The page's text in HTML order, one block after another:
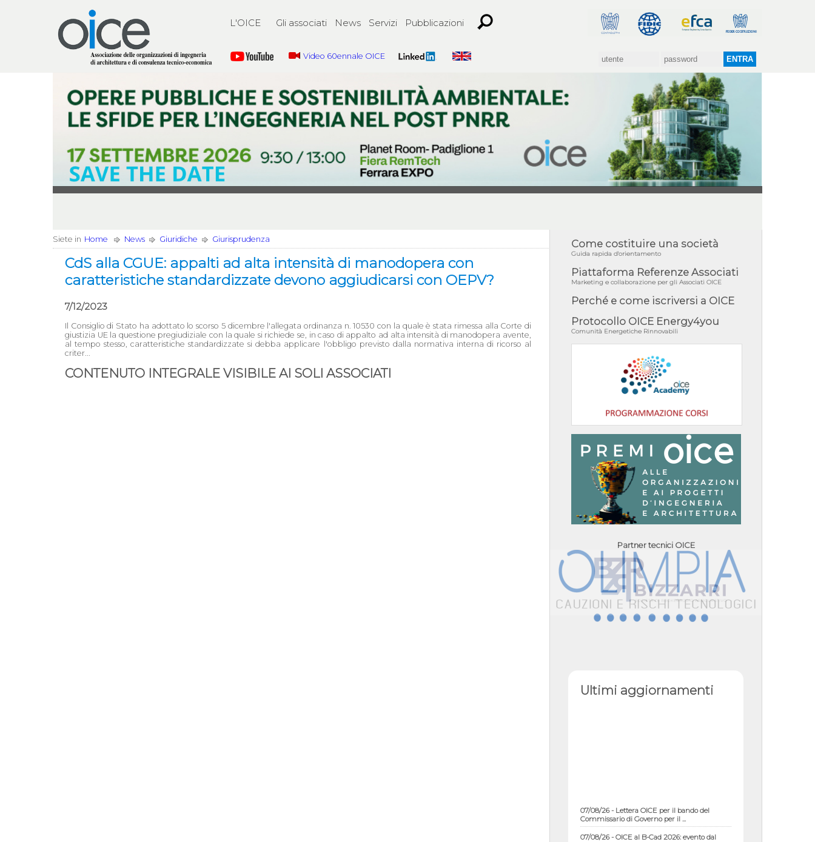
L'OICE Gli associati News Servizi Pubblicazioni
Video 60ennale OICE
Siete in Home News Giuridiche Giurisprudenza
CdS alla CGUE: appalti ad alta intensità di manodopera con
caratteristiche standardizzate devono aggiudicarsi con OEPV?
7/12/2023
Il Consiglio di Stato ha adottato lo scorso 5 dicembre l'allegata ordinanza n. 10530 con la quale è stata rimessa alla Corte di
giustizia UE la questione pregiudiziale con la quale si richiede se, in caso di appalto ad alta intensità di manodopera avente,
al tempo stesso, caratteristiche standardizzate si debba applicare l'obbligo previsto dalla normativa interna di ricorso al
criter...
CONTENUTO INTEGRALE VISIBILE AI SOLI ASSOCIATI
Come costituire una società
Guida rapida d'orientamento
Piattaforma Referenze Associati
Marketing e collaborazione per gli Associati OICE
Perché e come iscriversi a OICE
Protocollo OICE Energy4you
Comunità Energetiche Rinnovabili
Partner tecnici OICE
Ultimi aggiornamenti
Commissario di Governo per il ...
07/08/26 - OICE al B-Cad 2026: evento dal
titolo "Le Esperienze di succ...